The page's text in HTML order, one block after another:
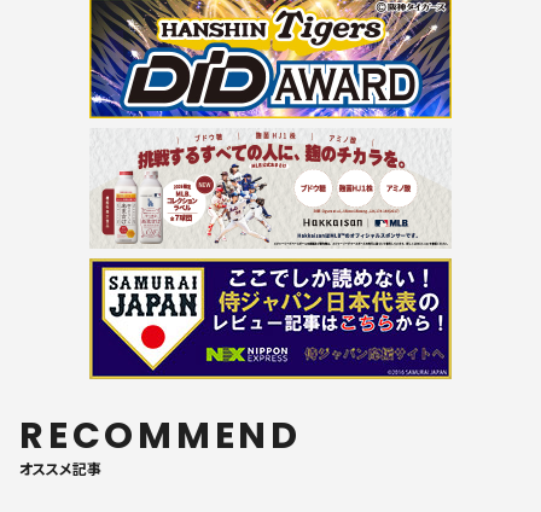
RECOMMEND
オススメ記事